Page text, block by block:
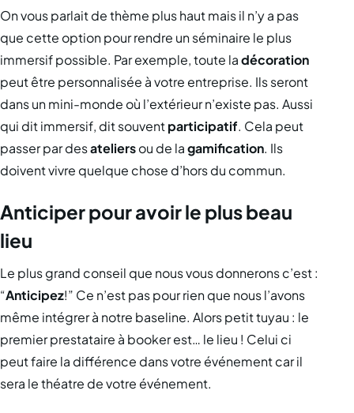
On vous parlait de thème plus haut mais il n’y a pas
que cette option pour rendre un séminaire le plus
immersif possible. Par exemple, toute ladécoration
peut être personnalisée à votre entreprise. Ils seront
dans un mini-monde où l’extérieur n’existe pas. Aussi
qui dit immersif, dit souventparticipatif. Cela peut
passer par desateliersou de lagamification. Ils
doivent vivre quelque chose d’hors du commun.
Anticiper pour avoir le plus beau
lieu
Le plus grand conseil que nous vous donnerons c’est :
“Anticipez!” Ce n’est pas pour rien que nous l’avons
même intégrer à notre baseline. Alors petit tuyau : le
premier prestataire à booker est… le lieu ! Celui ci
peut faire la différence dans votre événement car il
sera le théatre de votre événement.